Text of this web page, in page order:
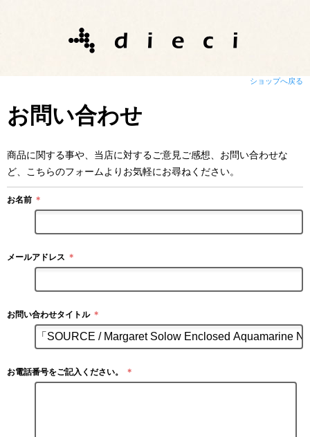
ショップへ戻る
お問い合わせ
商品に関する事や、当店に対するご意見ご感想、お問い合わせな
ど、こちらのフォームよりお気軽にお尋ねください。
お名前 ＊
メールアドレス ＊
お問い合わせタイトル ＊
お電話番号をご記入ください。 ＊